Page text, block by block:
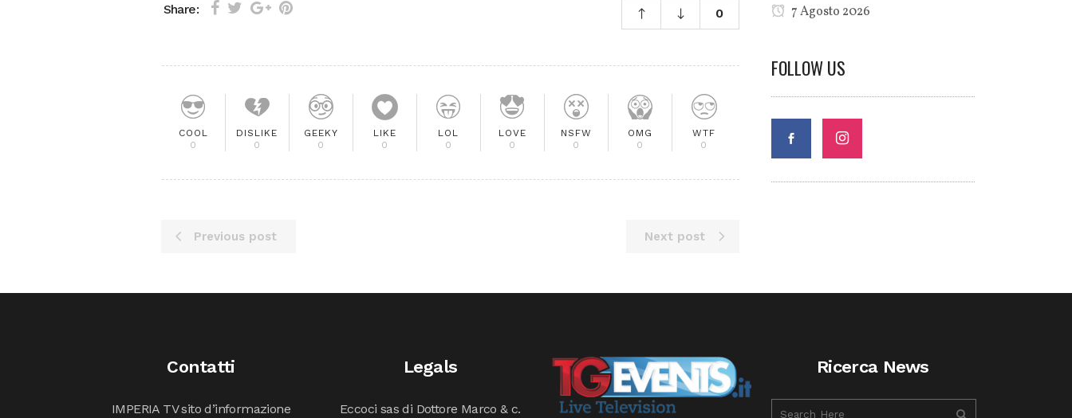
Share: 0
COOL
0
DISLIKE
0
GEEKY
0
LIKE
0
LOL
0
LOVE
0
NSFW
0
OMG
0
WTF
0
Previous post Next post
7 Agosto 2026
FOLLOW US
Contatti
IMPERIA TV sito d’informazione
Legals
Eccoci sas di Dottore Marco & c.
Ricerca News